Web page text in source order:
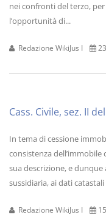
nei confronti del terzo,
l’opportunità di...
Redazione WikiJus I
Cass. Civile, sez. II
In tema di cessione
consistenza
sua descrizione, e dunque
sussidiaria, ai dati
Redazione WikiJus I